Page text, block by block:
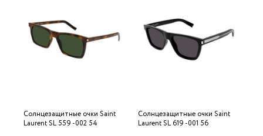
Солнцезащитные очки Saint
Laurent SL 559 -002 54
Солнцезащитные очки Saint
Laurent SL 619 -001 56